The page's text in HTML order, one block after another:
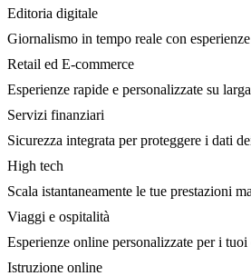
Editoria digitale
Giornalismo in tempo reale con
Retail ed E-commerce
Esperienze rapide e personalizzate su
Servizi finanziari
Sicurezza integrata per proteggere i dati
High tech
Scala istantaneamente le tue prestazioni
Viaggi e ospitalità
Esperienze online personalizzate per i
Istruzione online